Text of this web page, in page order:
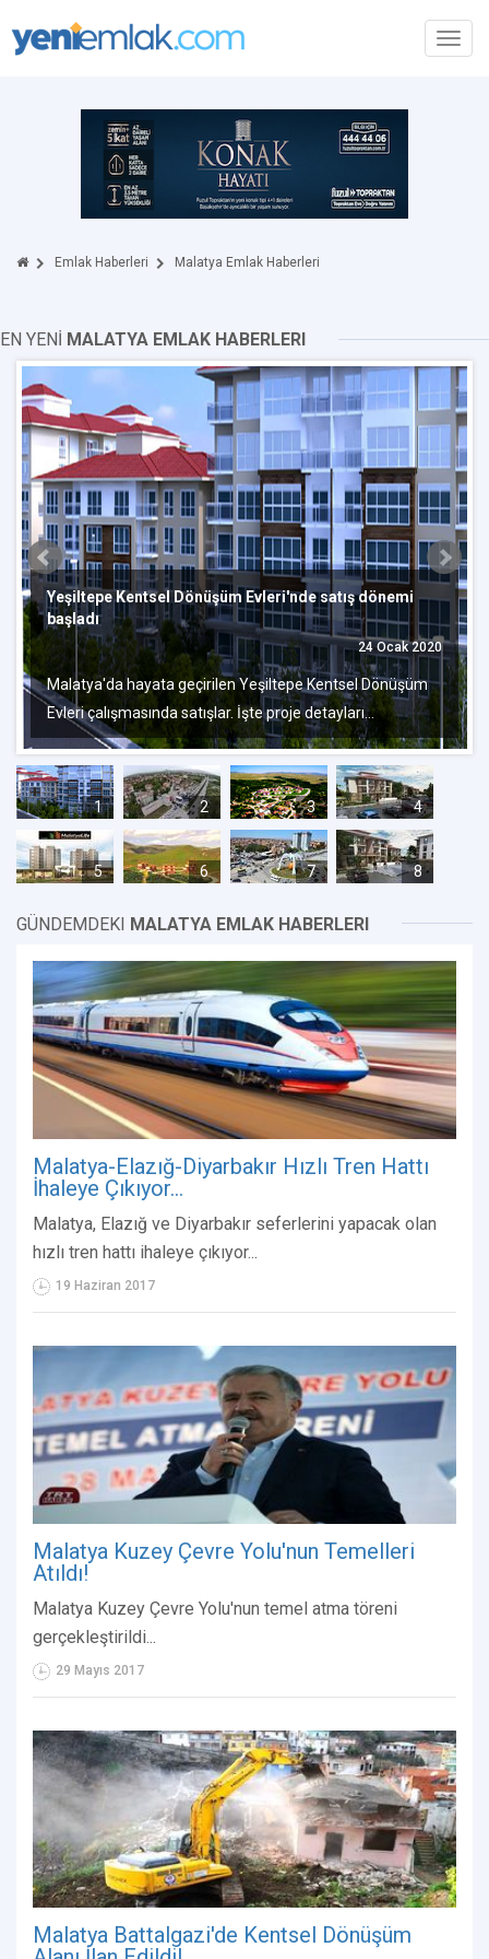
Emlak Haberleri Malatya Emlak Haberleri
EN YENİ MALATYA EMLAK HABERLERI
Yeşiltepe Kentsel Dönüşüm Evleri'nde satış dönemi
başladı
24 Ocak 2020
Malatya'da hayata geçirilen Yeşiltepe Kentsel Dönüşüm
Evleri çalışmasında satışlar. İşte proje detayları…
1 2 3 4
5 6 7 8
GÜNDEMDEKI MALATYA EMLAK HABERLERI
Malatya-Elazığ-Diyarbakır Hızlı Tren Hattı
İhaleye Çıkıyor...
Malatya, Elazığ ve Diyarbakır seferlerini yapacak olan
hızlı tren hattı ihaleye çıkıyor...
19 Haziran 2017
Malatya Kuzey Çevre Yolu'nun Temelleri
Atıldı!
Malatya Kuzey Çevre Yolu'nun temel atma töreni
gerçekleştirildi...
29 Mayıs 2017
Malatya Battalgazi'de Kentsel Dönüşüm